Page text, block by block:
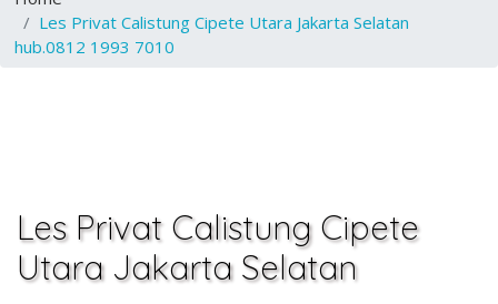
Les Privat Calistung Cipete Utara Jakarta Selatan
hub.0812 1993 7010
Les Privat Calistung Cipete
Utara Jakarta Selatan